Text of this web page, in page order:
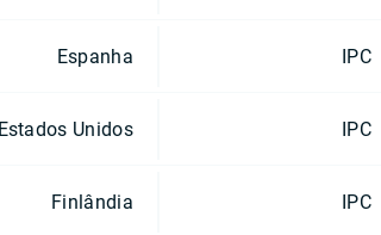
Espanha IPC
Estados Unidos IPC
Finlândia IPC